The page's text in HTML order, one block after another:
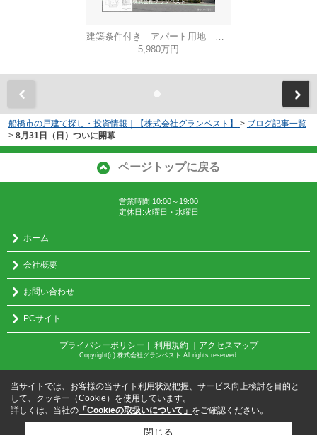
建築条件付き アパート用地 想定利回り6.3％
5,980万円
船橋市の戸建て探し・投資情報｜【株式会社グランベスト】 > ブログ記事一覧
> 8月31日（日）ついに開幕
ページトップに戻る
営業時間:10:00～19:00
定休日:火曜日・水曜日
ホーム
会社概要
お問い合わせ
PCサイト
プライバシーポリシー ｜ 利用規約 ｜アクセスマップ
Copyright(c) 株式会社グランベスト All rights reserved.
当サイトでは、お客様の当サイト利用状況把握、サービス向上検討を目的と
して、クッキー（Cookie）を使用しています。
詳しくは、当社の 「Cookieの取扱いについて」 をご確認ください。
閉じる